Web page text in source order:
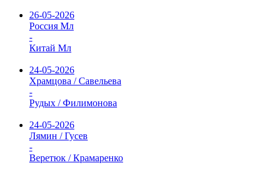
26-05-2026
Россия Мл
-
Китай Мл
24-05-2026
Храмцова / Савельева
-
Рудых / Филимонова
24-05-2026
Лямин / Гусев
-
Веретюк / Крамаренко